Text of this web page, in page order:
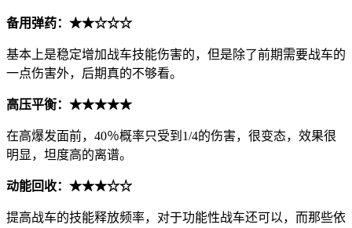
备用弹药：★★☆☆☆
基本上是稳定增加战车技能伤害的，但是除了前期需要战车的
一点伤害外，后期真的不够看。
高压平衡：★★★★★
在高爆发面前，40％概率只受到1/4的伤害，很变态，效果很
明显，坦度高的离谱。
动能回收：★★★☆☆
提高战车的技能释放频率，对于功能性战车还可以，而那些依